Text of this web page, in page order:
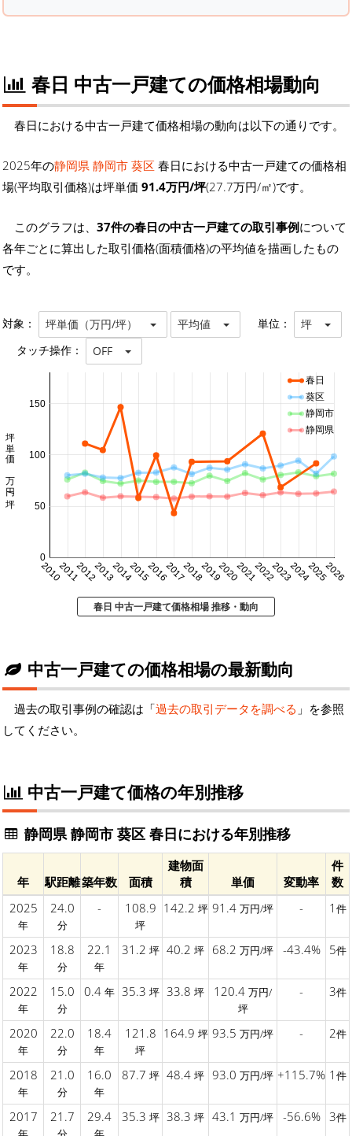
春日 中古一戸建ての価格相場動向
春日における中古一戸建て価格相場の動向は以下の通りです。
2025年の静岡県 静岡市 葵区 春日における中古一戸建ての価格相
場(平均取引価格)は坪単価 91.4万円/坪(27.7万円/㎡)です。
このグラフは、 37件の春日の中古一戸建ての取引事例について
各年ごとに算出した取引価格(面積価格)の平均値を描画したもの
です。
対象： 坪単価（万円/坪） 平均値 単位： 坪
タッチ操作： OFF
20102011201220132014201520162017201820192020202120222023202420252026
0
50
100
150
坪単価 万円/坪
春日
葵区
静岡市
静岡県
春日 中古一戸建て価格相場 推移・動向
中古一戸建ての価格相場の最新動向
過去の取引事例の確認は「過去の取引データを調べる 」を参照
してください。
中古一戸建て価格の年別推移
静岡県 静岡市 葵区 春日における年別推移
年 駅距離築年数 面積
建物面
積
単価 変動率
件
数
2025
年
24.0
分
- 108.9
坪
142.2 坪 91.4 万円/坪 - 1 件
2023
年
18.8
分
22.1
年
31.2 坪 40.2 坪 68.2 万円/坪 -43.4% 5件
2022
年
15.0
分
0.4 年 35.3 坪 33.8 坪 120.4 万円/
坪
- 3件
2020
年
22.0
分
18.4
年
121.8
坪
164.9 坪 93.5 万円/坪 - 2件
2018
年
21.0
分
16.0
年
87.7 坪 48.4 坪 93.0 万円/坪 +115.7% 1 件
2017 21.7 29.4 35.3 坪 38.3 坪 43.1 万円/坪 -56.6% 3件